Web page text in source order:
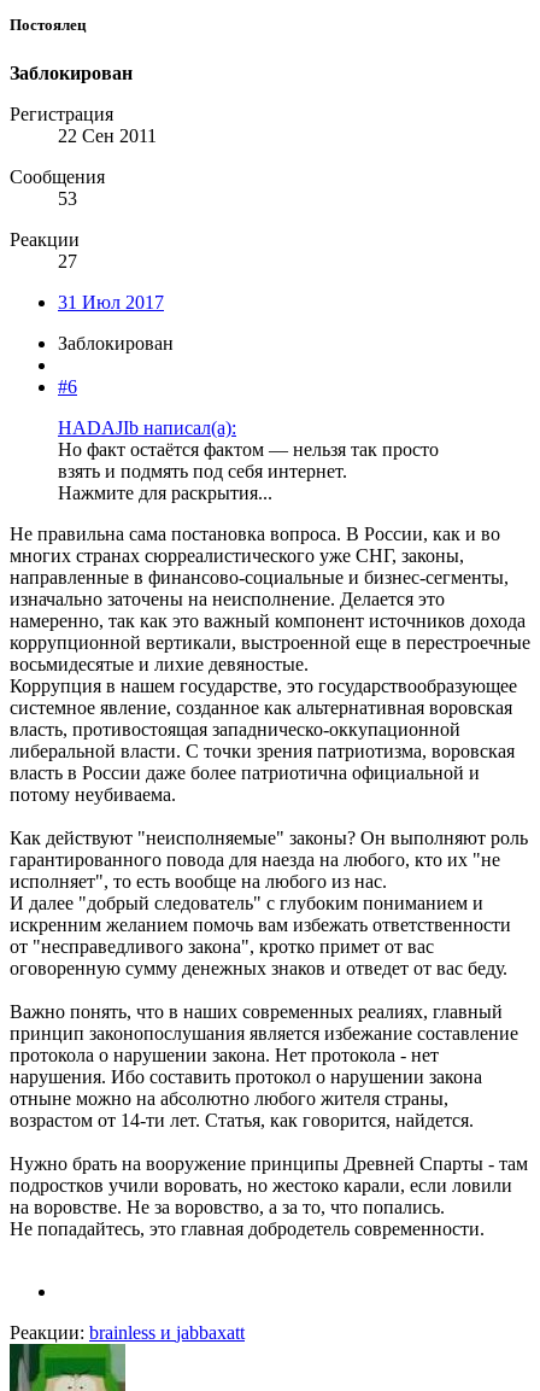
Постоялец
Заблокирован
Регистрация
22 Сен 2011
Сообщения
53
Реакции
27
31 Июл 2017
Заблокирован
#6
HADAJIb написал(а):
Но факт остаётся фактом — нельзя так просто
взять и подмять под себя интернет.
Нажмите для раскрытия...
Не правильна сама постановка вопроса. В России, как и во
многих странах сюрреалистического уже СНГ, законы,
направленные в финансово-социальные и бизнес-сегменты,
изначально заточены на неисполнение. Делается это
намеренно, так как это важный компонент источников дохода
коррупционной вертикали, выстроенной еще в перестроечные
восьмидесятые и лихие девяностые.
Коррупция в нашем государстве, это государствообразующее
системное явление, созданное как альтернативная воровская
власть, противостоящая западническо-оккупационной
либеральной власти. С точки зрения патриотизма, воровская
власть в России даже более патриотична официальной и
потому неубиваема.
Как действуют "неисполняемые" законы? Он выполняют роль
гарантированного повода для наезда на любого, кто их "не
исполняет", то есть вообще на любого из нас.
И далее "добрый следователь" с глубоким пониманием и
искренним желанием помочь вам избежать ответственности
от "несправедливого закона", кротко примет от вас
оговоренную сумму денежных знаков и отведет от вас беду.
Важно понять, что в наших современных реалиях, главный
принцип законопослушания является избежание составление
протокола о нарушении закона. Нет протокола - нет
нарушения. Ибо составить протокол о нарушении закона
отныне можно на абсолютно любого жителя страны,
возрастом от 14-ти лет. Статья, как говорится, найдется.
Нужно брать на вооружение принципы Древней Спарты - там
подростков учили воровать, но жестоко карали, если ловили
на воровстве. Не за воровство, а за то, что попались.
Не попадайтесь, это главная добродетель современности.
Реакции: brainless и jabbaxatt